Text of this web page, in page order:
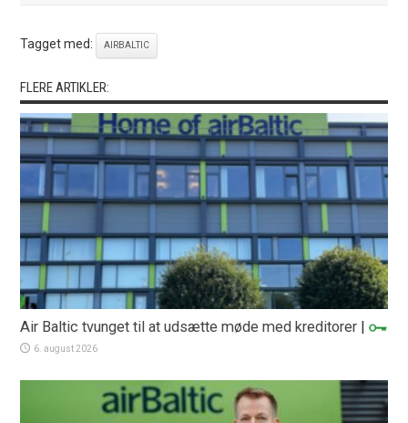
Tagget med: AIRBALTIC
FLERE ARTIKLER:
Air Baltic tvunget til at udsætte møde med kreditorer |
6. august 2026